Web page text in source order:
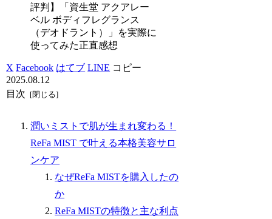
評判】「資生堂 アクアレー
ベル ボディフレグランス
（デオドラント）」を実際に
使ってみた正直感想
X Facebook はてブ LINE コピー
2025.08.12
目次
潤いミストで肌が生まれ変わる！
ReFa MIST で叶える本格美容サロ
ンケア
なぜReFa MISTを購入したの
か
ReFa MISTの特徴と主な利点